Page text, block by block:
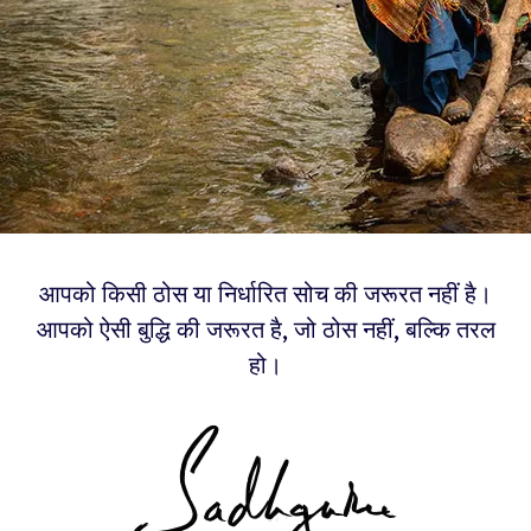
आपको किसी ठोस या निर्धारित सोच की जरूरत नहीं है।
आपको ऐसी बुद्धि की जरूरत है, जो ठोस नहीं, बल्कि तरल
हो।